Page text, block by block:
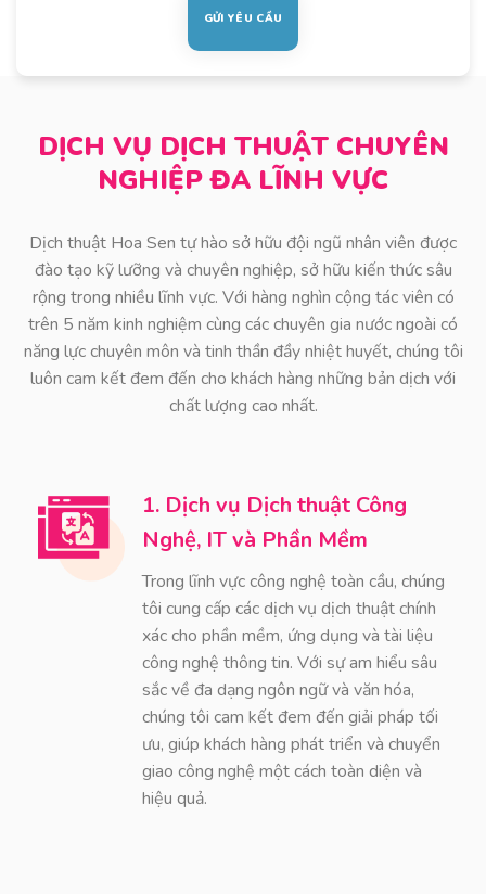
DỊCH VỤ DỊCH THUẬT CHUYÊN
NGHIỆP ĐA LĨNH VỰC
Dịch thuật Hoa Sen tự hào sở hữu đội ngũ nhân viên được
đào tạo kỹ lưỡng và chuyên nghiệp, sở hữu kiến thức sâu
rộng trong nhiều lĩnh vực. Với hàng nghìn cộng tác viên có
trên 5 năm kinh nghiệm cùng các chuyên gia nước ngoài có
năng lực chuyên môn và tinh thần đầy nhiệt huyết, chúng tôi
luôn cam kết đem đến cho khách hàng những bản dịch với
chất lượng cao nhất.
1. Dịch vụ Dịch thuật Công
Nghệ, IT và Phần Mềm
Trong lĩnh vực công nghệ toàn cầu, chúng
tôi cung cấp các dịch vụ dịch thuật chính
xác cho phần mềm, ứng dụng và tài liệu
công nghệ thông tin. Với sự am hiểu sâu
sắc về đa dạng ngôn ngữ và văn hóa,
chúng tôi cam kết đem đến giải pháp tối
ưu, giúp khách hàng phát triển và chuyển
giao công nghệ một cách toàn diện và
hiệu quả.